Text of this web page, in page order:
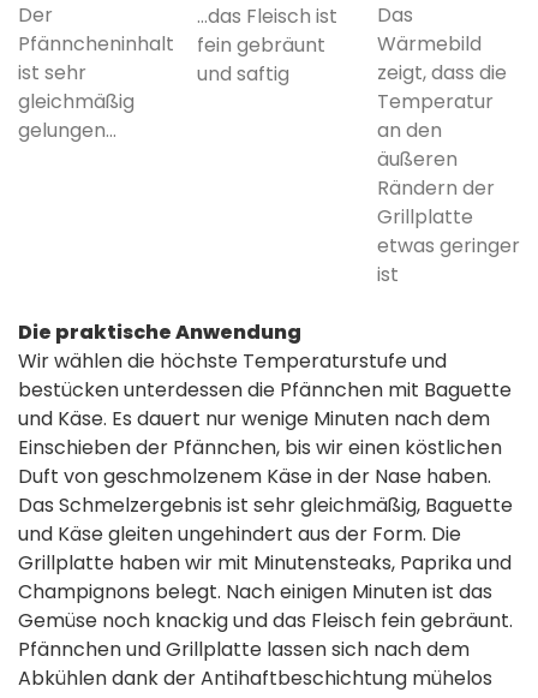
Der
Pfänncheninhalt
ist sehr
gleichmäßig
gelungen…
…das Fleisch ist
fein gebräunt
und saftig
Das
Wärmebild
zeigt, dass die
Temperatur
an den
äußeren
Rändern der
Grillplatte
etwas geringer
ist
Die praktische Anwendung
Wir wählen die höchste Temperaturstufe und
bestücken unterdessen die Pfännchen mit Baguette
und Käse. Es dauert nur wenige Minuten nach dem
Einschieben der Pfännchen, bis wir einen köstlichen
Duft von geschmolzenem Käse in der Nase haben.
Das Schmelzergebnis ist sehr gleichmäßig, Baguette
und Käse gleiten ungehindert aus der Form. Die
Grillplatte haben wir mit Minutensteaks, Paprika und
Champignons belegt. Nach einigen Minuten ist das
Gemüse noch knackig und das Fleisch fein gebräunt.
Pfännchen und Grillplatte lassen sich nach dem
Abkühlen dank der Antihaftbeschichtung mühelos